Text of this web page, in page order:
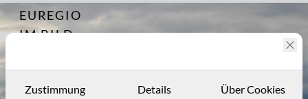
EUREGIO
IM BILD
Archiv
Archiv 3122
Zustimmung Details Über Cookies